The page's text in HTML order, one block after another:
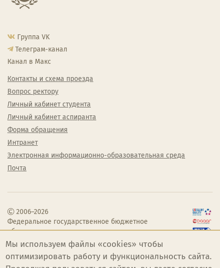
Группа VK
Телеграм-канал
Канал в Макс
Контакты и схема проезда
Вопрос ректору
Личный кабинет студента
Личный кабинет аспиранта
Форма обращения
Интранет
Электронная информационно-образовательная среда
Почта
2006–2026
Федеральное государственное бюджетное
образовательное учреждение высшего
образования «Челябинский государственный
институт культуры»
Мы используем файлы «cookies» чтобы
оптимизировать работу и функциональность сайта.